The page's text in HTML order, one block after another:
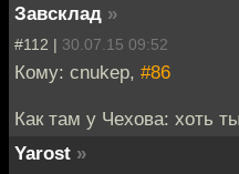
Завсклад »
#112 | 30.07.15 09:52
Кому: cnukep, #86
Как там у Чехова: хоть
Yarost »